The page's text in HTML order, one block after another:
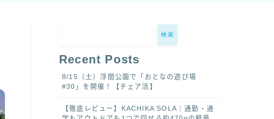
検索
Recent Posts
8/15（土）浮間公園で「おとなの遊び場
#30」を開催！【チェア活】
【徹底レビュー】KACHIKA SOLA｜通勤・通